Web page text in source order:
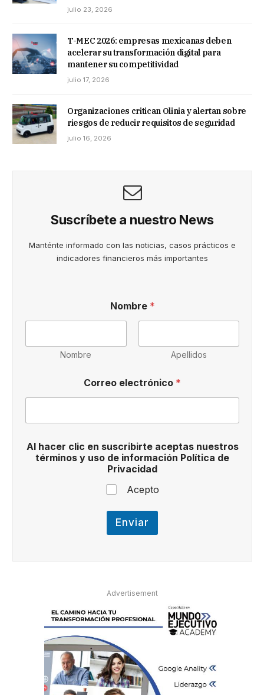
julio 23, 2026
T-MEC 2026: empresas mexicanas deben
acelerar su transformación digital para
mantener su competitividad
julio 17, 2026
Organizaciones critican Olinia y alertan sobre
riesgos de reducir requisitos de seguridad
julio 16, 2026
Suscríbete a nuestro News
Manténte informado con las noticias, casos prácticos e
indicadores financieros más importantes
Nombre *
Nombre Apellidos
o
l
c
a
e
l
e
c
t
r
Correo electrónico *
Al hacer clic en suscribirte aceptas nuestros
términos y uso de información Política de
Privacidad
Acepto
Enviar
Advertisement